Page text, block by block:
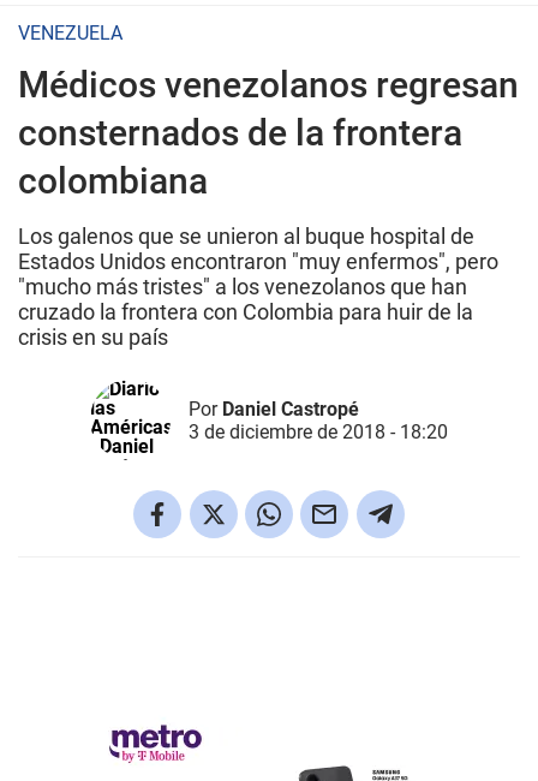
VENEZUELA
Médicos venezolanos regresan
consternados de la frontera
colombiana
Los galenos que se unieron al buque hospital de
Estados Unidos encontraron "muy enfermos", pero
"mucho más tristes" a los venezolanos que han
cruzado la frontera con Colombia para huir de la
crisis en su país
Por Daniel Castropé
3 de diciembre de 2018 - 18:20